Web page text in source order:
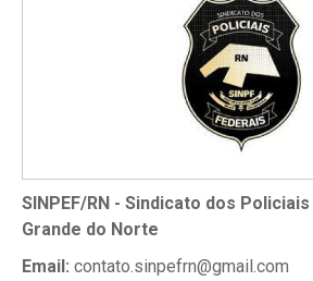
SINPEF/RN - Sindicato dos
Grande do Norte
Email: contato.sinpefrn@gmail.com